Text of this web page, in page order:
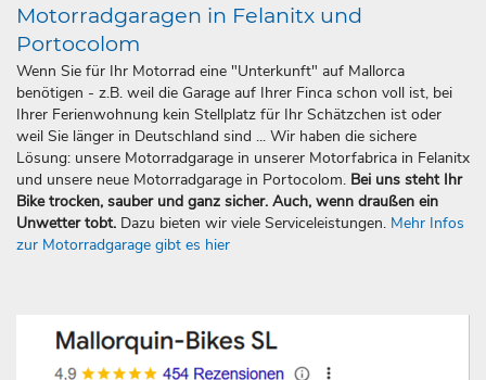
Motorradgaragen in Felanitx und
Portocolom
Wenn Sie für Ihr Motorrad eine "Unterkunft" auf Mallorca
benötigen - z.B. weil die Garage auf Ihrer Finca schon voll ist, bei
Ihrer Ferienwohnung kein Stellplatz für Ihr Schätzchen ist oder
weil Sie länger in Deutschland sind ... Wir haben die sichere
Lösung: unsere Motorradgarage in unserer Motorfabrica in Felanitx
und unsere neue Motorradgarage in Portocolom. Bei uns steht Ihr
Bike trocken, sauber und ganz sicher. Auch, wenn draußen ein
Unwetter tobt. Dazu bieten wir viele Serviceleistungen. Mehr Infos
zur Motorradgarage gibt es hier